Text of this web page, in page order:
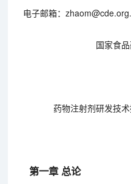
电子邮箱：
国家食
药物注射剂研发技术
第一章 总论